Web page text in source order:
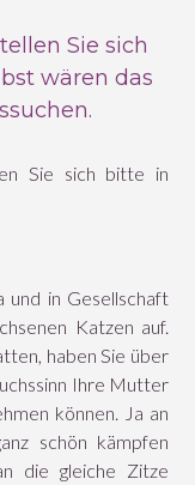
Sie sich
wären das
Sie sich bitte in
und in Gesellschaft
Katzen auf.
haben Sie über
Ihre Mutter
können. Ja an
schön kämpfen
die gleiche Zitze